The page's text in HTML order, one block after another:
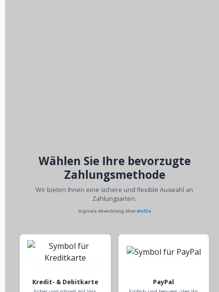
Wählen Sie Ihre bevorzugte
Zahlungsmethode
Wir bieten Ihnen eine sichere und flexible Auswahl an
Zahlungsarten.
Digitale Abwicklung überMollie
Kredit- & Debitkarte PayPal